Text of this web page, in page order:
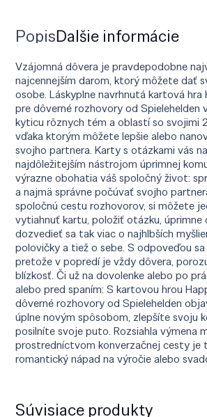
PopisĎalšie informácie
Vzájomná dôvera je pravdepodobne
najcennejším darom, ktorý môžete dať
osobe. Láskyplne navrhnutá kartová hra
pre dôverné rozhovory od Spielehelden
kyticu rôznych tém a oblastí so svojimi
vďaka ktorým môžete lepšie alebo
svojho partnera. Karty s otázkami vás
najdôležitejším nástrojom úprimnej
výrazne obohatia váš spoločný život:
a najmä správne počúvať svojho
spoločnú cestu rozhovorov, si môžete
vytiahnuť kartu, položiť otázku, úprimne
dozvedieť sa tak viac o najhlbších
polovičky a tiež o sebe. S odpoveďou
pretože v popredí je vždy dôvera,
blízkosť. Či už na dovolenke alebo po
alebo pred spaním: S kartovou hrou
dôverné rozhovory od Spielehelden
úplne novým spôsobom, zlepšíte svoju
posilníte svoje puto. Rozsiahla výmena
prostredníctvom konverzačnej cesty je
romantický nápad na výročie alebo
Súvisiace produkty